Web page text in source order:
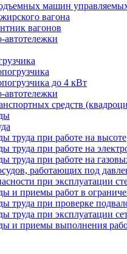
машин
вагона
вагонов
автотележки
до 4 кВт
автотележки
средств
труда при работе на высоте
труда при работе на
труда при работе на
работающих под
при эксплуатации
и приемы работ в
труда при проверке
труда при эксплуатации
и приемы выполнения